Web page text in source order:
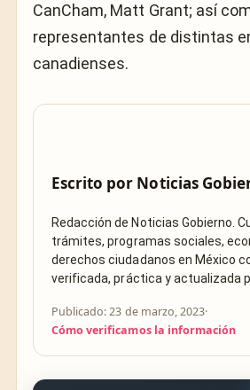
CanCham, Matt Grant; así
representantes de distintas
canadienses.
Escrito por Noticias
Redacción de Noticias Gobierno.
trámites, programas sociales,
derechos ciudadanos en México
verificada, práctica y actualizada
Publicado: 23 de marzo, 2023·
Cómo verificamos la información